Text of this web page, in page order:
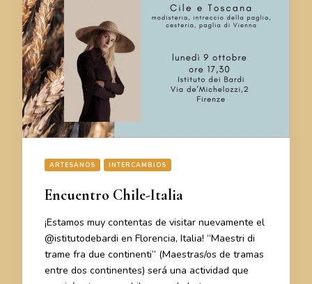
ARTESANOS INTERCAMBIOS
Encuentro Chile-Italia
¡Estamos muy contentas de visitar nuevamente el
@istitutodebardi en Florencia, Italia! “Maestri di
trame fra due continenti” (Maestras/os de tramas
entre dos continentes) será una actividad que